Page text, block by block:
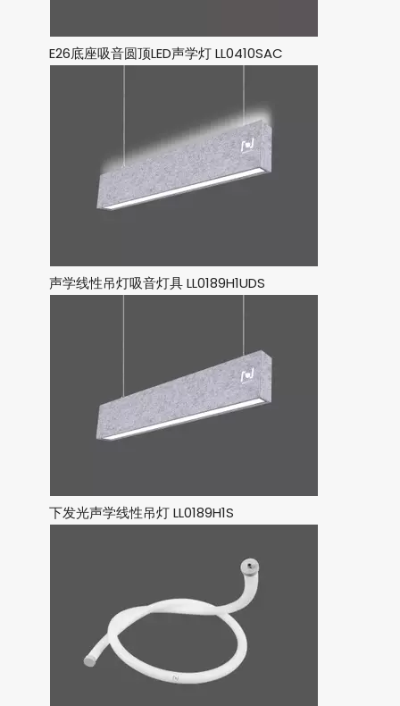
E26底座吸音圆顶LED声学灯 LL0410SAC
声学线性吊灯吸音灯具 LL0189H1UDS
下发光声学线性吊灯 LL0189H1S